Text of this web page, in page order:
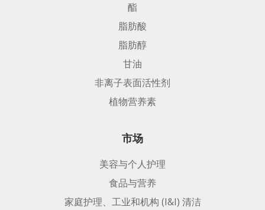
酯
脂肪酸
脂肪醇
甘油
非离子表面活性剂
植物营养素
市场
美容与个人护理
食品与营养
家庭护理、工业和机构 (I&I) 清洁